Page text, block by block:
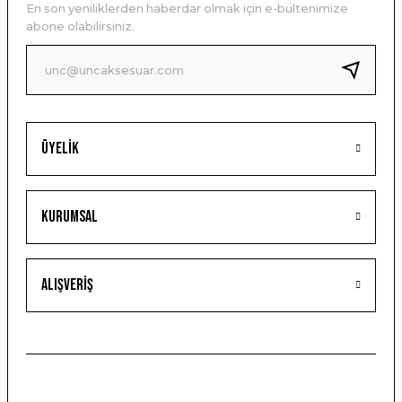
Ürün bilgilerinde hatalar bulunuyor.
Ürün fiyatı diğer sitelerden daha pahalı.
Bu ürüne benzer farklı alternatifler olmalı.
Gönder
Üyelik
Kurumsal
Alışveriş
En son yeniliklerden haberdar olmak için e-bültenimize
abone olabilirsiniz.